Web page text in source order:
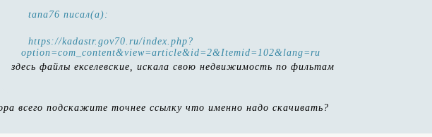
tana76 писал(а):
https://kadastr.gov70.ru/index.php?
option=com_content&view=article&id=2&Itemid=102&lang=ru
здесь файлы екселевские, искала свою недвижимость по фильтам
всего подскажите точнее ссылку что именно надо скачивать?